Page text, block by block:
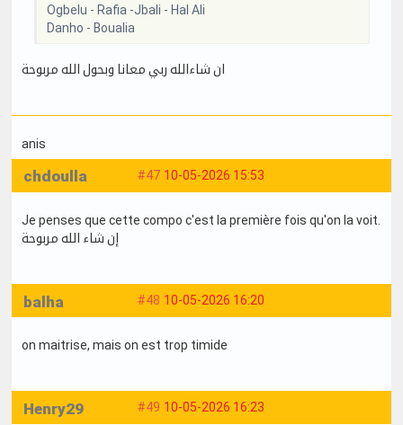
Ogbelu - Rafia -Jbali - Hal Ali
Danho - Boualia
ان شاءالله ربي معانا وبحول الله مربوحة
anis
#47 10-05-2026 15:53
chdoulla
Je penses que cette compo c'est la première fois qu'on la voit.
إن شاء الله مربوحة
#48 10-05-2026 16:20
balha
on maitrise, mais on est trop timide
#49 10-05-2026 16:23
Henry29